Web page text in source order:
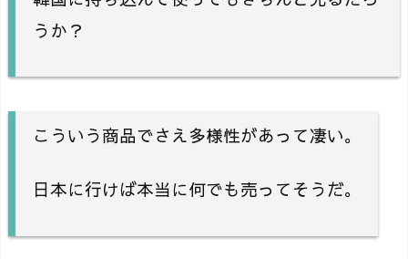
うか？
こういう商品でさえ多様性があって凄い。
日本に行けば本当に何でも売ってそうだ。